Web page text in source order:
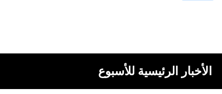
الأخبار الرئيسية للأسبوع